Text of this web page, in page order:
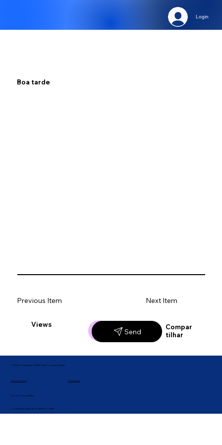
Login
Boa tarde
Views
Send
Compar
tilhar
Previous Item Next Item
© 2026 ConnectWave® · MBM Technologies and Games
Termos de uso
Idioma: Português (BR)
Privacidade
Conectando pessoas. Fortalecendo ideias.